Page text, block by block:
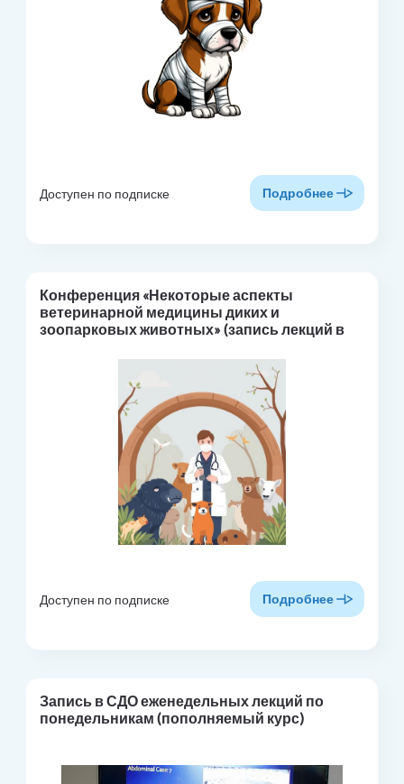
Доступен по подписке Подробнее
Конференция «Некоторые аспекты
ветеринарной медицины диких и
зоопарковых животных» (запись лекций в
Доступен по подписке Подробнее
Запись в СДО еженедельных лекций по
понедельникам (пополняемый курс)